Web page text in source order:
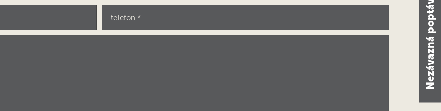
Nezávazná poptávka